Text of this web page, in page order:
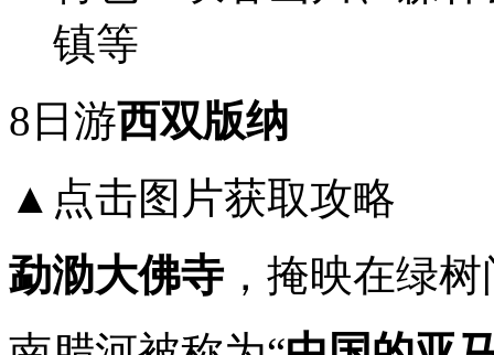
镇等
8日游西双版纳
▲点击图片获取攻略
勐泐大佛寺，掩映在绿